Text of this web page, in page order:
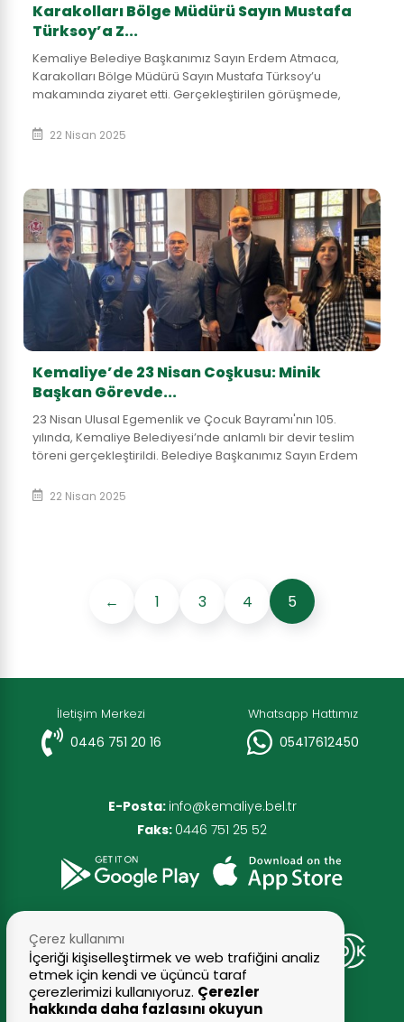
Karakolları Bölge Müdürü Sayın Mustafa
Türksoy’a Z...
Kemaliye Belediye Başkanımız Sayın Erdem Atmaca,
Karakolları Bölge Müdürü Sayın Mustafa Türksoy’u
makamında ziyaret etti. Gerçekleştirilen görüşmede,
22 Nisan 2025
Kemaliye’de 23 Nisan Coşkusu: Minik
Başkan Görevde...
23 Nisan Ulusal Egemenlik ve Çocuk Bayramı'nın 105.
yılında, Kemaliye Belediyesi’nde anlamlı bir devir teslim
töreni gerçekleştirildi. Belediye Başkanımız Sayın Erdem
22 Nisan 2025
← 1 3 4 5
İletişim Merkezi
0446 751 20 16
Whatsapp Hattımız
05417612450
E-Posta: info@kemaliye.bel.tr
Faks: 0446 751 25 52
Çerez kullanımı
İçeriği kişiselleştirmek ve web trafiğini analiz
etmek için kendi ve üçüncü taraf
çerezlerimizi kullanıyoruz. Çerezler
hakkında daha fazlasını okuyun